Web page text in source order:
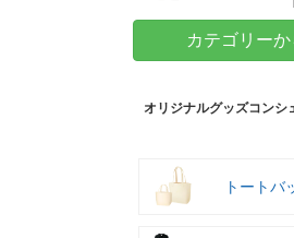
カテゴリー
オリジナルグッズコンシ
トートバ